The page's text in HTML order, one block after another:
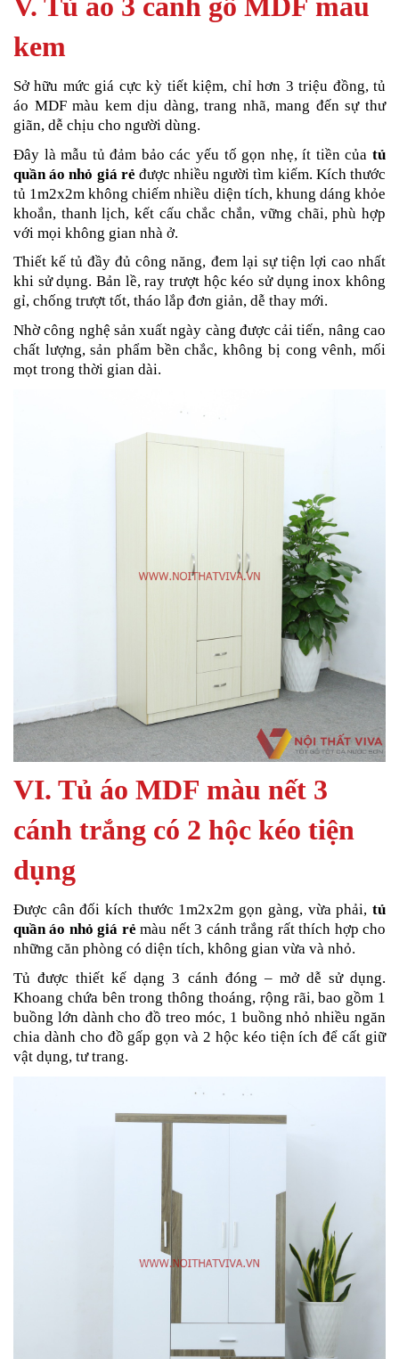
V. Tủ áo 3 cánh gỗ MDF màu
kem
Sở hữu mức giá cực kỳ tiết kiệm, chỉ hơn 3 triệu đồng, tủ
áo MDF màu kem dịu dàng, trang nhã, mang đến sự thư
giãn, dễ chịu cho người dùng.
Đây là mẫu tủ đảm bảo các yếu tố gọn nhẹ, ít tiền của tủ
quần áo nhỏ giá rẻ được nhiều người tìm kiếm. Kích thước
tủ 1m2x2m không chiếm nhiều diện tích, khung dáng khỏe
khoắn, thanh lịch, kết cấu chắc chắn, vững chãi, phù hợp
với mọi không gian nhà ở.
Thiết kế tủ đầy đủ công năng, đem lại sự tiện lợi cao nhất
khi sử dụng. Bản lề, ray trượt hộc kéo sử dụng inox không
gỉ, chống trượt tốt, tháo lắp đơn giản, dễ thay mới.
Nhờ công nghệ sản xuất ngày càng được cải tiến, nâng cao
chất lượng, sản phẩm bền chắc, không bị cong vênh, mối
mọt trong thời gian dài.
VI. Tủ áo MDF màu nết 3
cánh trắng có 2 hộc kéo tiện
dụng
Được cân đối kích thước 1m2x2m gọn gàng, vừa phải, tủ
quần áo nhỏ giá rẻ màu nết 3 cánh trắng rất thích hợp cho
những căn phòng có diện tích, không gian vừa và nhỏ.
Tủ được thiết kế dạng 3 cánh đóng – mở dễ sử dụng.
Khoang chứa bên trong thông thoáng, rộng rãi, bao gồm 1
buồng lớn dành cho đồ treo móc, 1 buồng nhỏ nhiều ngăn
chia dành cho đồ gấp gọn và 2 hộc kéo tiện ích để cất giữ
vật dụng, tư trang.